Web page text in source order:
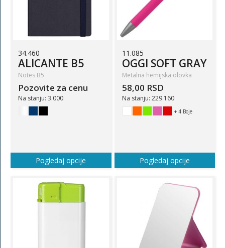
34.460
ALICANTE B5
Notes B5
Pozovite za cenu
Na stanju: 3.000
Pogledaj opcije
11.085
OGGI SOFT GRAY
Metalna hemijska olovka
58,00 RSD
Na stanju: 229.160
+ 4 Boje
Pogledaj opcije